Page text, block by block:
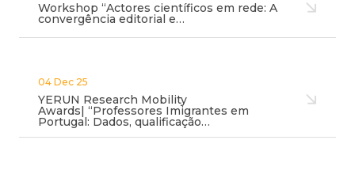
Workshop “Actores científicos em rede: A
convergência editorial e…
04 Dec 25
YERUN Research Mobility
Awards| “Professores Imigrantes em
Portugal: Dados, qualificação…